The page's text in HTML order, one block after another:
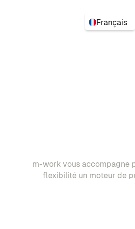
Français
m-work vous accompagne
flexibilité un moteur de